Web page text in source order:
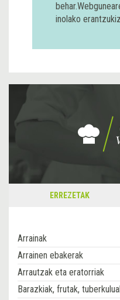
inolako
ERREZETAK
Arrainak
Arrainen ebakerak
Arrautzak eta eratorriak
Barazkiak, frutak,